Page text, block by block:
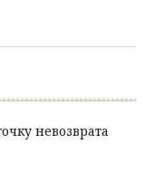
невозврата